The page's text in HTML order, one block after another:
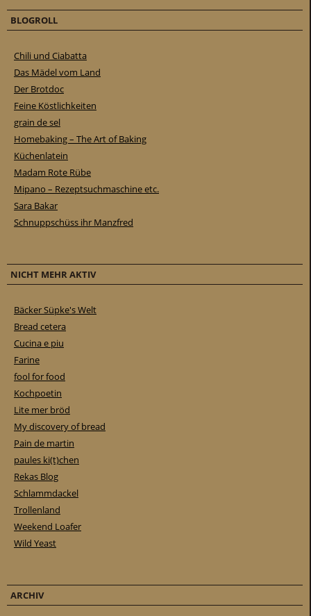
BLOGROLL
Chili und Ciabatta
Das Mädel vom Land
Der Brotdoc
Feine Köstlichkeiten
grain de sel
Homebaking – The Art of Baking
Küchenlatein
Madam Rote Rübe
Mipano – Rezeptsuchmaschine etc.
Sara Bakar
Schnuppschüss ihr Manzfred
NICHT MEHR AKTIV
Bäcker Süpke's Welt
Bread cetera
Cucina e piu
Farine
fool for food
Kochpoetin
Lite mer bröd
My discovery of bread
Pain de martin
paules ki(t)chen
Rekas Blog
Schlammdackel
Trollenland
Weekend Loafer
Wild Yeast
ARCHIV